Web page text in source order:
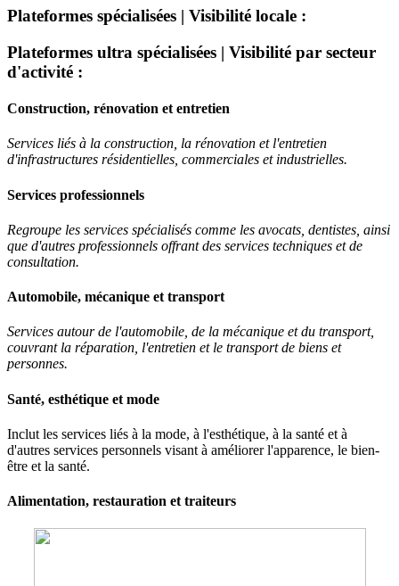
Plateformes spécialisées | Visibilité locale :
Plateformes ultra spécialisées | Visibilité par secteur
d'activité :
Construction, rénovation et entretien
Services liés à la construction, la rénovation et l'entretien
d'infrastructures résidentielles, commerciales et industrielles.
Services professionnels
Regroupe les services spécialisés comme les avocats, dentistes, ainsi
que d'autres professionnels offrant des services techniques et de
consultation.
Automobile, mécanique et transport
Services autour de l'automobile, de la mécanique et du transport,
couvrant la réparation, l'entretien et le transport de biens et
personnes.
Santé, esthétique et mode
Inclut les services liés à la mode, à l'esthétique, à la santé et à
d'autres services personnels visant à améliorer l'apparence, le bien-
être et la santé.
Alimentation, restauration et traiteurs